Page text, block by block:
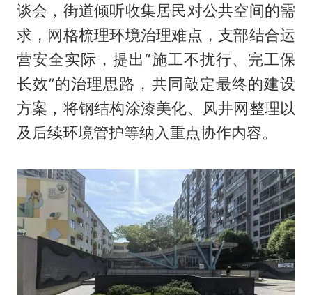
谈会，街道倾听收集居民对公共空间的需
求，网格梳理环境治理难点，支部结合运
营安全实际，提出“施工不扰行、完工保
长效”的治理思路，共同敲定最终的建设
方案，将钢结构涂漆美化、风井网整理以
及后续环境管护等纳入重点协作内容。